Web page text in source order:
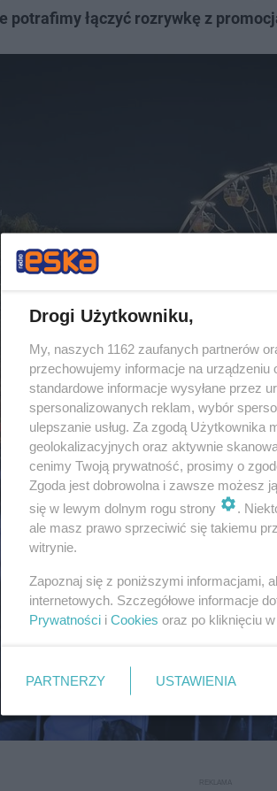
potrafimy łączyć rozrywkę z
Drogi Użytkowniku,
My, naszych 1162 zaufanych partnerów
przechowujemy informacje na
standardowe informacje wysyłane przez
spersonalizowanych reklam, wybór
ulepszanie usług. Za zgodą Użytkownika
geolokalizacyjnych oraz aktywnie
cenimy Twoją prywatność, prosimy o
Zgoda jest dobrowolna i zawsze możesz
się w lewym dolnym rogu strony
.
ale masz prawo sprzeciwić się takiemu
witrynie.
Zapoznaj się z poniższymi informacjami,
internetowych. Szczegółowe informacje
Prywatności i Cookies oraz po kliknięciu w
PARTNERZY USTAWIENIA